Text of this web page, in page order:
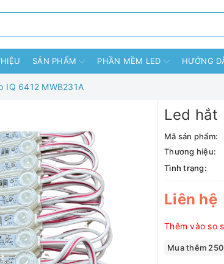
SẢN PHẨM PHẦN MỀM LED HƯỚNG
IQ 6412 MWB231A
Led hắt
Mã sản phẩm:
Thương hiệu:
Tình trạng:
Liên hệ
Thêm vào so
Mua thêm